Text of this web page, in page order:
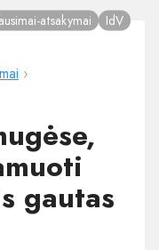
›
gautas
atsakymai IdV